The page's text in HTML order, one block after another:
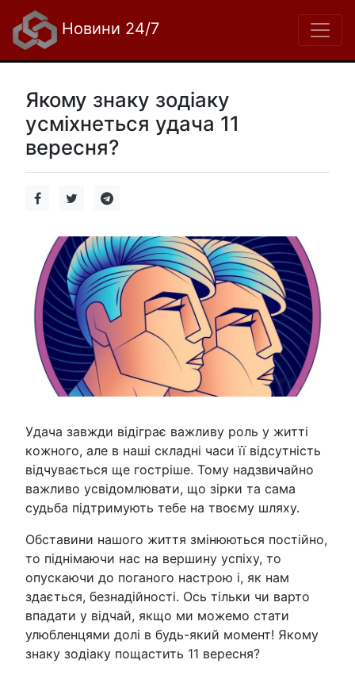
Новини 24/7
Якому знаку зодіаку
усміхнеться удача 11
вересня?
Удача завжди відіграє важливу роль у житті
кожного, але в наші складні часи її відсутність
відчувається ще гостріше. Тому надзвичайно
важливо усвідомлювати, що зірки та сама
судьба підтримують тебе на твоєму шляху.
Обставини нашого життя змінюються постійно,
то піднімаючи нас на вершину успіху, то
опускаючи до поганого настрою і, як нам
здається, безнадійності. Ось тільки чи варто
впадати у відчай, якщо ми можемо стати
улюбленцями долі в будь-який момент! Якому
знаку зодіаку пощастить 11 вересня?